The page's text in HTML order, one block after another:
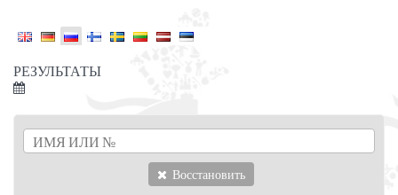
РЕЗУЛЬТАТЫ
Восстановить